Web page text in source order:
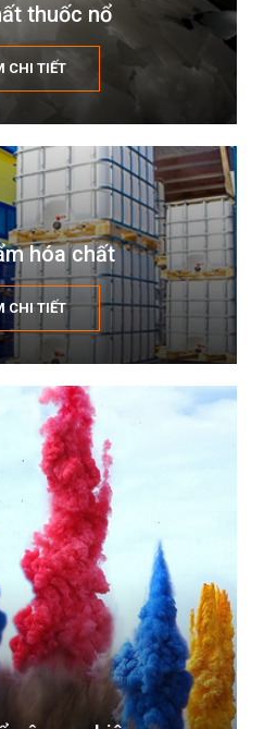
thuốc nổ
CHI TIẾT
hóa chất
CHI TIẾT